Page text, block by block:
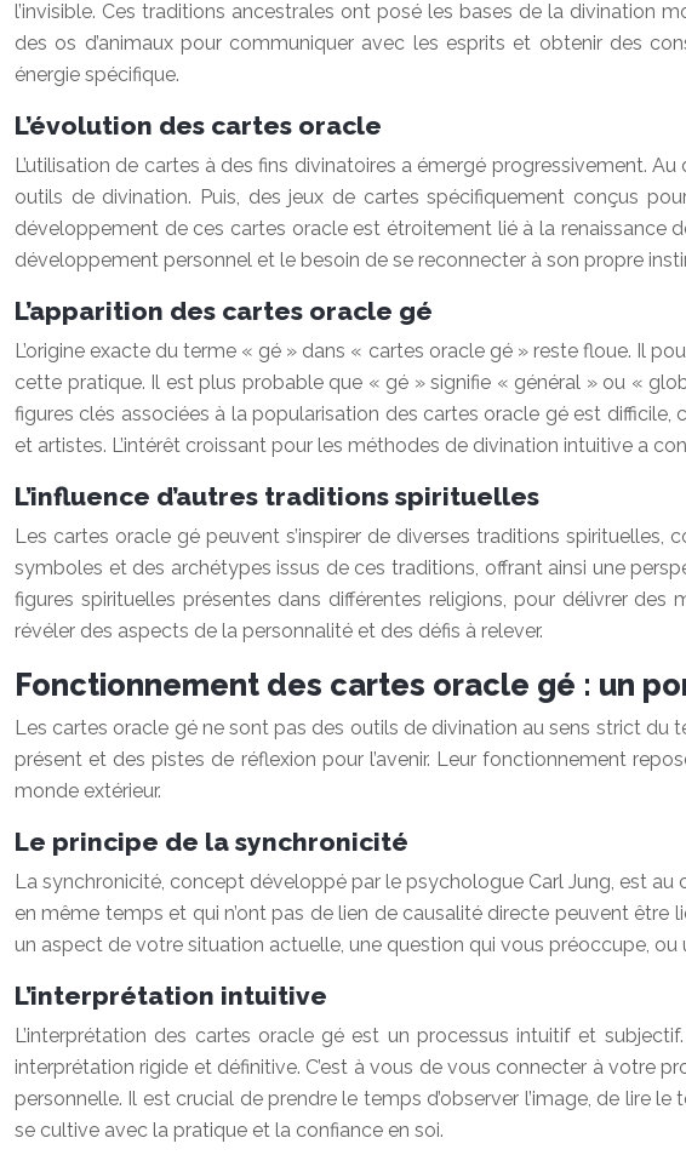
l’invisible. Ces traditions ancestrales ont posé les bases de la divination
des os d’animaux pour communiquer avec les esprits et obtenir des
énergie spécifique.
L’évolution des cartes oracle
L’utilisation de cartes à des fins divinatoires a émergé progressivement.
outils de divination. Puis, des jeux de cartes spécifiquement conçus
développement de ces cartes oracle est étroitement lié à la renaissance
développement personnel et le besoin de se reconnecter à son propre
L’apparition des cartes oracle gé
L’origine exacte du terme « gé » dans « cartes oracle gé » reste floue. Il
cette pratique. Il est plus probable que « gé » signifie « général » ou «
figures clés associées à la popularisation des cartes oracle gé est
et artistes. L’intérêt croissant pour les méthodes de divination intuitive a
L’influence d’autres traditions spirituelles
Les cartes oracle gé peuvent s’inspirer de diverses traditions
symboles et des archétypes issus de ces traditions, offrant ainsi une
figures spirituelles présentes dans différentes religions, pour délivrer
révéler des aspects de la personnalité et des défis à relever.
Fonctionnement des cartes oracle gé : un
Les cartes oracle gé ne sont pas des outils de divination au sens strict du
présent et des pistes de réflexion pour l’avenir. Leur fonctionnement
monde extérieur.
Le principe de la synchronicité
La synchronicité, concept développé par le psychologue Carl Jung, est
en même temps et qui n’ont pas de lien de causalité directe peuvent être
un aspect de votre situation actuelle, une question qui vous préoccupe,
L’interprétation intuitive
L’interprétation des cartes oracle gé est un processus intuitif et
interprétation rigide et définitive. C’est à vous de vous connecter à votre
personnelle. Il est crucial de prendre le temps d’observer l’image, de lire
se cultive avec la pratique et la confiance en soi.